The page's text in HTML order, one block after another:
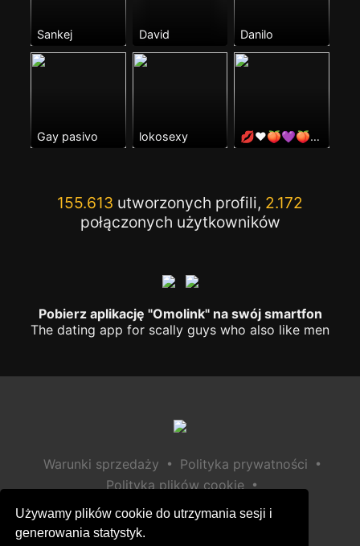
Używamy plików cookie do utrzymania sesji i
generowania statystyk.
Sankej David Danilo
Gay pasivo lokosexy 💋❤🍑💜🍑💙
155.613 utworzonych profili, 2.172
połączonych użytkowników
Pobierz aplikację "Omolink" na swój smartfon
The dating app for scally guys who also like men
Warunki sprzedaży • Polityka prywatności •
Polityka plików cookie •
Polityka bezpieczeństwa dzieci
Pomoc / Kontakt